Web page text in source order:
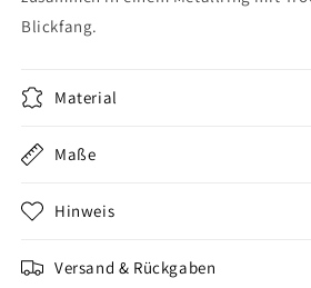
Blickfang.
Material
Maße
Hinweis
Versand & Rückgaben